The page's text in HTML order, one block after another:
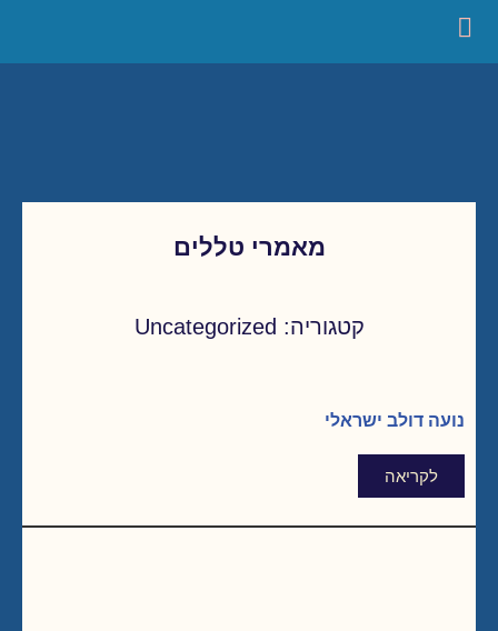
מאמרי טללים
קטגוריה: Uncategorized
נועה דולב ישראלי
לקריאה